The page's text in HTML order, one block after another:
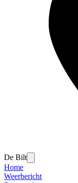
De Bilt
Home
Weerbericht